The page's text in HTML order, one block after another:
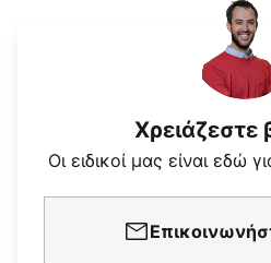
Χρειάζεστε
Οι ειδικοί μας είναι εδώ